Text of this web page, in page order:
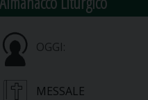
OGGI:
MESSALE